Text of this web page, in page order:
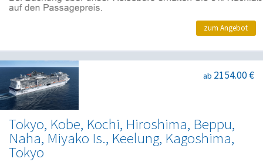
zum Angebot
Tokyo, Kobe, Kochi, Hiroshima, Beppu,
Naha, Miyako Is., Keelung, Kagoshima,
Tokyo
ab 2154.00 €